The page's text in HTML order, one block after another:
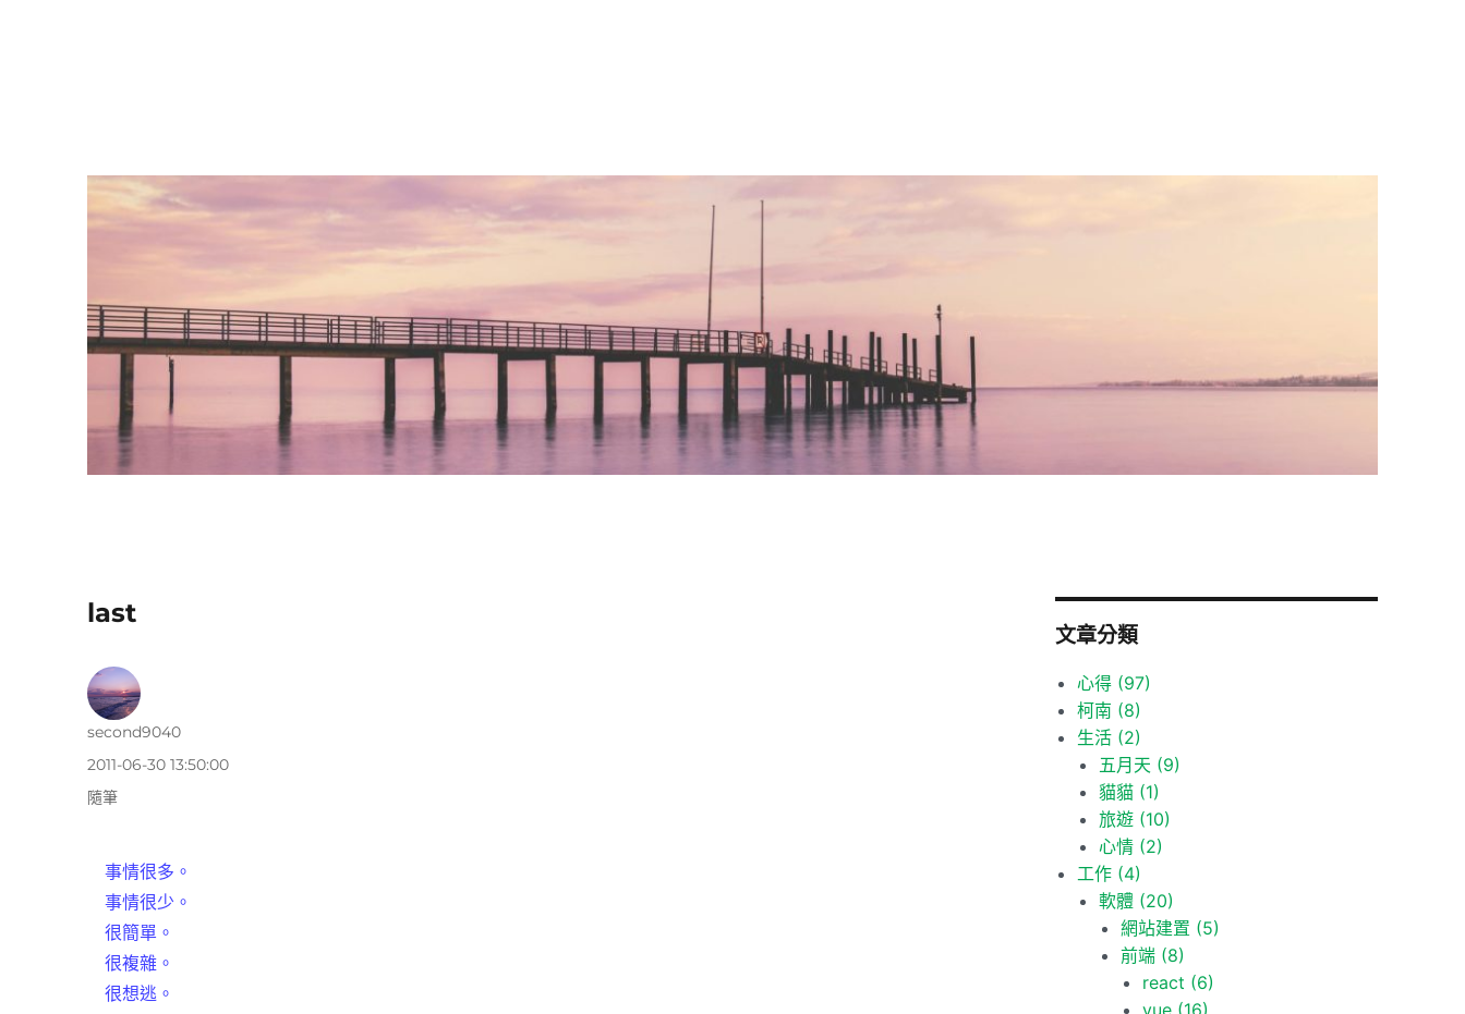
last
事情很多。
事情很少。
很簡單。
很複雜。
很想逃。
作
者
second9040
發
佈
2011-06-30 13:50:00
分
隨筆
文章分類
心得 (97)
柯南 (8)
生活 (2)
五月天 (9)
貓貓 (1)
旅遊 (10)
心情 (2)
工作 (4)
軟體 (20)
網站建置 (5)
前端 (8)
react (6)